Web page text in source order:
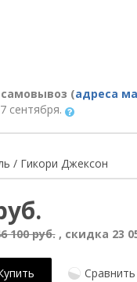
(адреса
сентября.
100 руб., скидка 23
Сравнить